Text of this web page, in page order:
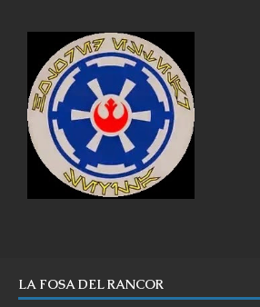
LA FOSA DEL RANCOR